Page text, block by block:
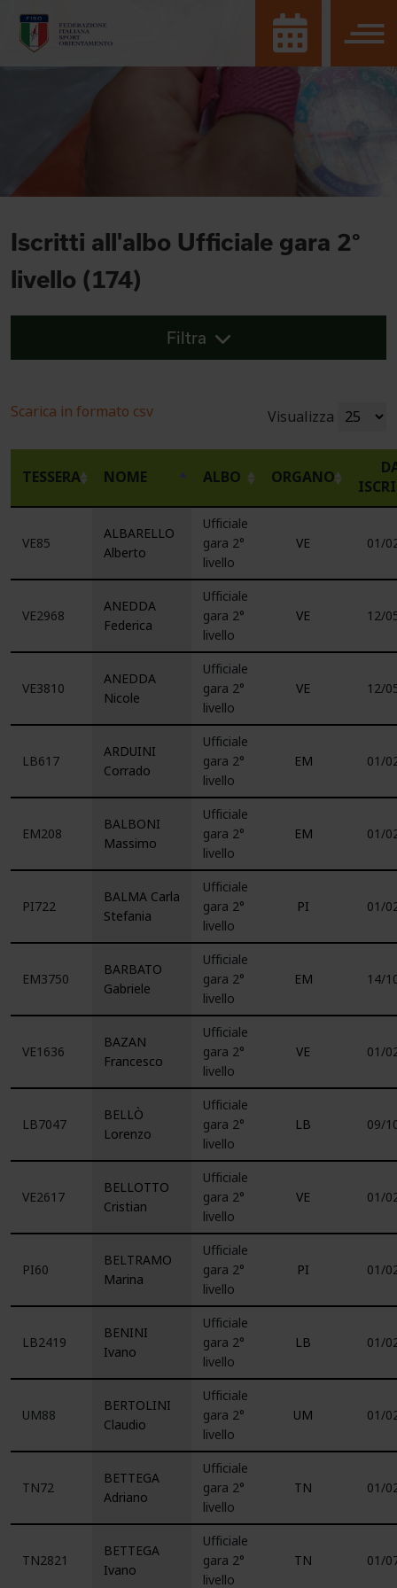
Iscritti all'albo Ufficiale gara 2°
livello (174)
Filtra
Scarica in formato csv Visualizza
TESSERA NOME ALBO ORGANO
VE85
ALBARELLO
Alberto
Ufficiale
gara 2°
livello
VE 01/
VE2968
ANEDDA
Federica
Ufficiale
gara 2°
livello
VE 12/
VE3810
ANEDDA
Nicole
Ufficiale
gara 2°
livello
VE 12/
LB617
ARDUINI
Corrado
Ufficiale
gara 2°
livello
EM 01/
EM208
BALBONI
Massimo
Ufficiale
gara 2°
livello
EM 01/
PI722
BALMA Carla
Stefania
Ufficiale
gara 2°
livello
PI 01/
EM3750
BARBATO
Gabriele
Ufficiale
gara 2°
livello
EM 14/
VE1636
BAZAN
Francesco
Ufficiale
gara 2°
livello
VE 01/
LB7047
BELLÒ
Lorenzo
Ufficiale
gara 2°
livello
LB 09/
VE2617
BELLOTTO
Cristian
Ufficiale
gara 2°
livello
VE 01/
PI60
BELTRAMO
Marina
Ufficiale
gara 2°
livello
PI 01/
LB2419
BENINI
Ivano
Ufficiale
gara 2°
livello
LB 01/
UM88
BERTOLINI
Claudio
Ufficiale
gara 2°
livello
UM 01/
TN72
BETTEGA
Adriano
Ufficiale
gara 2°
livello
TN 01/
TN2821
BETTEGA
Ivano
Ufficiale
gara 2°
livello
TN 01/